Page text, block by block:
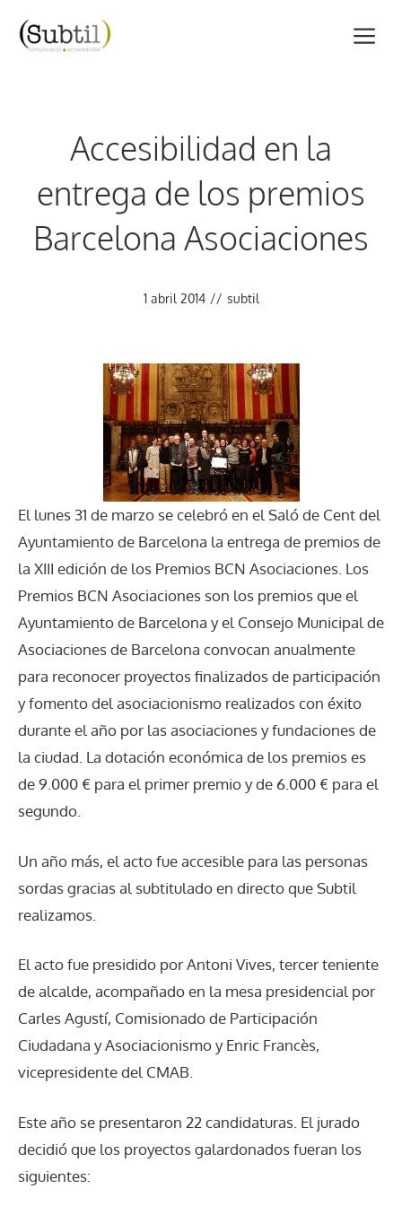
Accesibilidad en la
entrega de los premios
Barcelona Asociaciones
1 abril 2014 // subtil
El lunes 31 de marzo se celebró en el Saló de Cent del
Ayuntamiento de Barcelona la entrega de premios de
la XIII edición de los Premios BCN Asociaciones. Los
Premios BCN Asociaciones son los premios que el
Ayuntamiento de Barcelona y el Consejo Municipal de
Asociaciones de Barcelona convocan anualmente
para reconocer proyectos finalizados de participación
y fomento del asociacionismo realizados con éxito
durante el año por las asociaciones y fundaciones de
la ciudad. La dotación económica de los premios es
de 9.000 € para el primer premio y de 6.000 € para el
segundo.
Un año más, el acto fue accesible para las personas
sordas gracias al subtitulado en directo que Subtil
realizamos.
El acto fue presidido por Antoni Vives, tercer teniente
de alcalde, acompañado en la mesa presidencial por
Carles Agustí, Comisionado de Participación
Ciudadana y Asociacionismo y Enric Francès,
vicepresidente del CMAB.
Este año se presentaron 22 candidaturas. El jurado
decidió que los proyectos galardonados fueran los
siguientes: